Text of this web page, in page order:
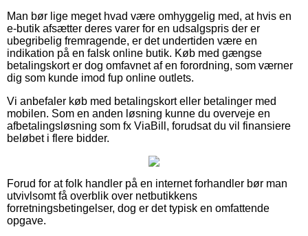
Man bør lige meget hvad være omhyggelig med, at hvis en
e-butik afsætter deres varer for en udsalgspris der er
ubegribelig fremragende, er det undertiden være en
indikation på en falsk online butik. Køb med gængse
betalingskort er dog omfavnet af en forordning, som værner
dig som kunde imod fup online outlets.
Vi anbefaler køb med betalingskort eller betalinger med
mobilen. Som en anden løsning kunne du overveje en
afbetalingsløsning som fx ViaBill, forudsat du vil finansiere
beløbet i flere bidder.
Forud for at folk handler på en internet forhandler bør man
utvivlsomt få overblik over netbutikkens
forretningsbetingelser, dog er det typisk en omfattende
opgave.